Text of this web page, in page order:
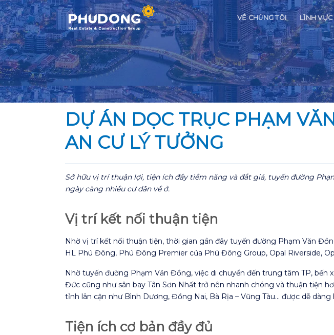
Skip
to
content
VỀ CHÚNG TÔI LĨNH
DỰ ÁN DỌC TRỤC PHẠM
AN CƯ LÝ TƯỞNG
Sở hữu vị trí thuận lợi, tiện ích đầy tiềm năng và đắt giá, tuyến đường
ngày càng nhiều cư dân về ở.
Vị trí kết nối thuận tiện
Nhờ vị trí kết nối thuận tiện, thời gian gần đây tuyến đường Phạm Văn
HL Phú Đông, Phú Đông Premier của Phú Đông Group, Opal Riverside,
Nhờ tuyến đường Phạm Văn Đồng, việc di chuyển đến trung tâm TP, bến
Đức cũng như sân bay Tân Sơn Nhất trở nên nhanh chóng và thuận tiện
tỉnh lân cận như Bình Dương, Đồng Nai, Bà Rịa – Vũng Tàu… được dễ dàng
Tiện ích cơ bản đầy đủ